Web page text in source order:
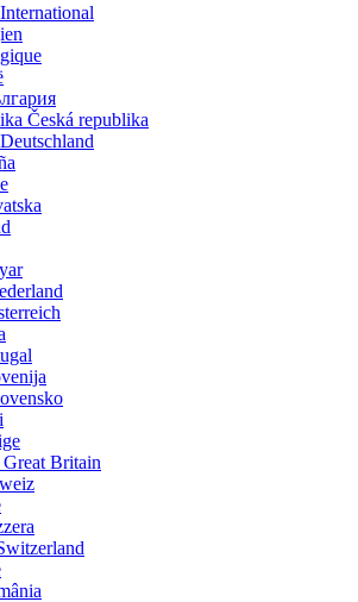
International
Česká republika
Deutschland
Great Britain